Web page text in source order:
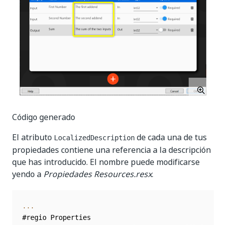
Código generado
El atributo LocalizedDescription de cada una de tus
propiedades contiene una referencia a la descripción
que has introducido. El nombre puede modificarse
yendo a Propiedades Resources.resx.
...